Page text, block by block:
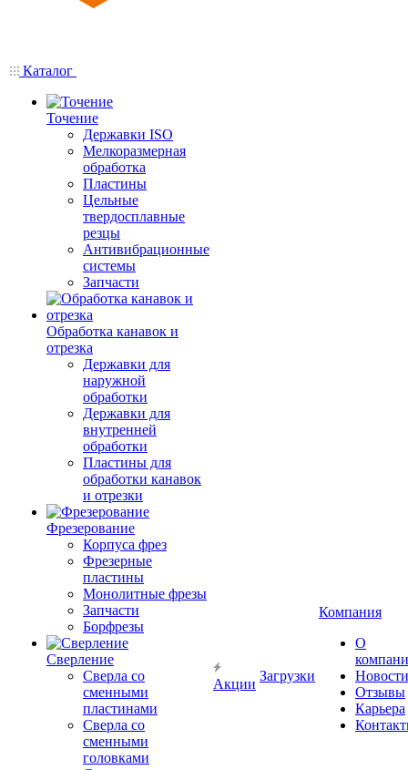
Каталог
Точение
Державки ISO
Мелкоразмерная
обработка
Пластины
Цельные
твердосплавные
резцы
Антивибрационные
системы
Запчасти
Обработка канавок и
отрезка
Державки для
наружной
обработки
Державки для
внутренней
обработки
Пластины для
обработки канавок
и отрезки
Фрезерование
Корпуса фрез
Фрезерные
пластины
Монолитные фрезы
Запчасти
Борфрезы
Сверление
Сверла со
сменными
пластинами
Сверла со
сменными
головками
Акции
Загрузки
Компания
О
Новости
Отзывы
Карьера